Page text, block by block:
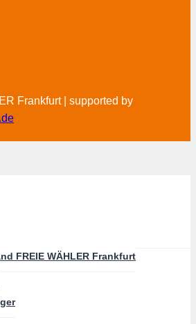
Frankfurt | supported by
FREIE WÄHLER Frankfurt